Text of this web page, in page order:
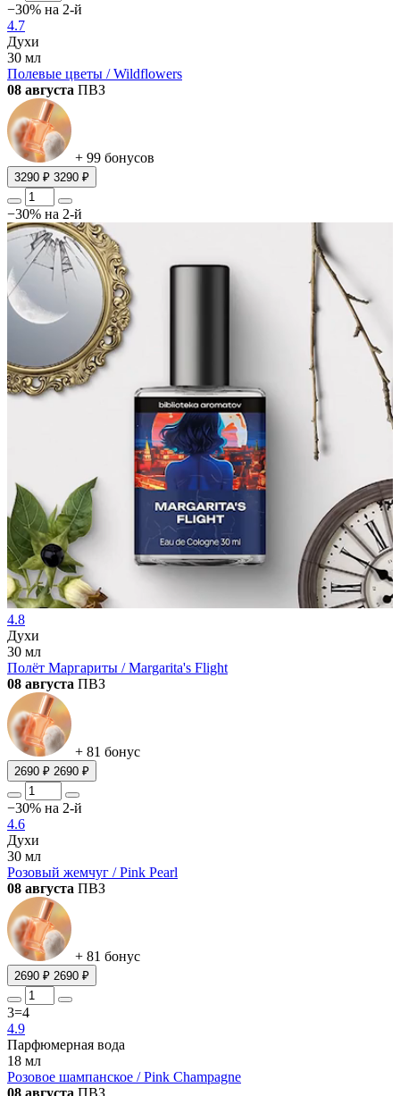
−30% на 2-й
4.7
Духи
30 мл
Полевые цветы / Wildflowers
08 августа ПВЗ
+ 99 бонусов
3290 ₽ 3290 ₽
−30% на 2-й
4.8
Духи
30 мл
Полёт Маргариты / Margarita's Flight
08 августа ПВЗ
+ 81 бонус
2690 ₽ 2690 ₽
−30% на 2-й
4.6
Духи
30 мл
Розовый жемчуг / Pink Pearl
08 августа ПВЗ
+ 81 бонус
2690 ₽ 2690 ₽
3=4
4.9
Парфюмерная вода
18 мл
Розовое шампанское / Pink Champagne
08 августа ПВЗ